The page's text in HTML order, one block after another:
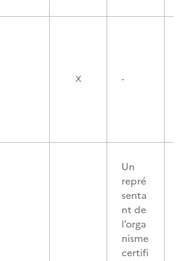
X -
Un
repré
senta
nt de
l’orga
nisme
certifi